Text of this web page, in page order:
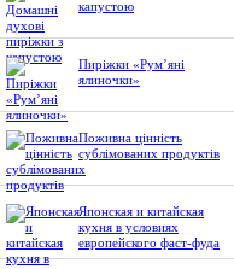
капустою
Пиріжки «Рум’яні
ялиночки»
Поживна цінність
сублімованих продуктів
Японская и китайская
кухня в условиях
европейского фаст-фуда